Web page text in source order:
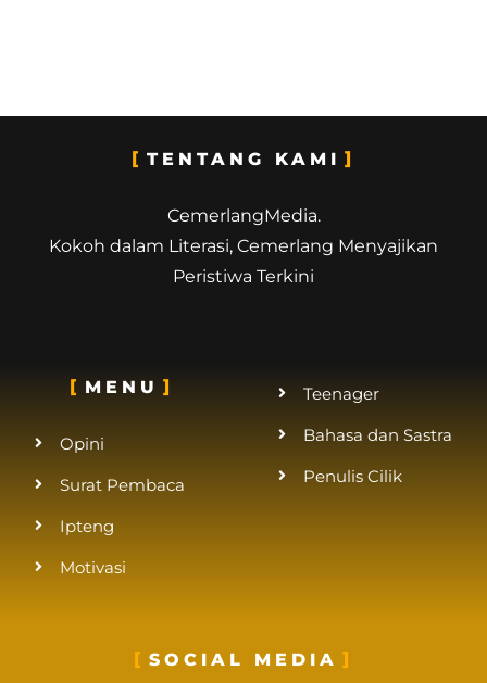
TENTANG KAMI
CemerlangMedia.
Kokoh dalam Literasi, Cemerlang Menyajikan
Peristiwa Terkini
MENU
Opini
Surat Pembaca
Ipteng
Motivasi
Teenager
Bahasa dan Sastra
Penulis Cilik
SOCIAL MEDIA